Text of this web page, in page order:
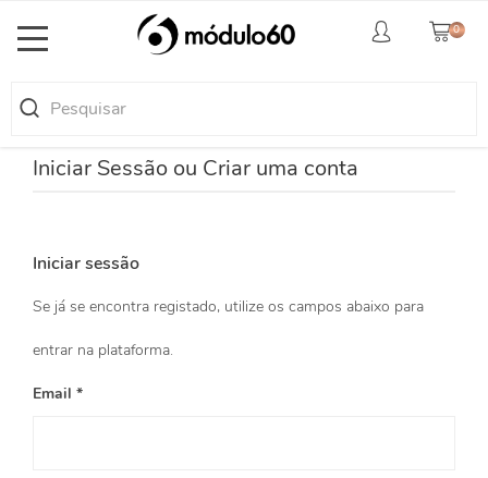
Toggle
0
Iniciar Sessão ou Criar uma conta
Iniciar sessão
Se já se encontra registado, utilize os campos abaixo para
entrar na plataforma.
Email *